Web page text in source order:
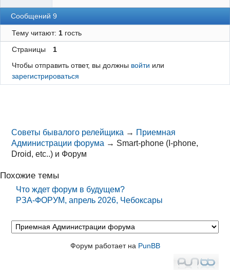
Сообщений 9
Тему читают: 1гость
Страницы
1
Чтобы отправить ответ, вы должны войти или
зарегистрироваться
Советы бывалого релейщика → Приемная
Администрации форума → Smart-phone (I-phone,
Droid, etc..) и Форум
Похожие темы
Что ждет форум в будущем?
РЗА-ФОРУМ, апрель 2026, Чебоксары
Форум работает на PunBB